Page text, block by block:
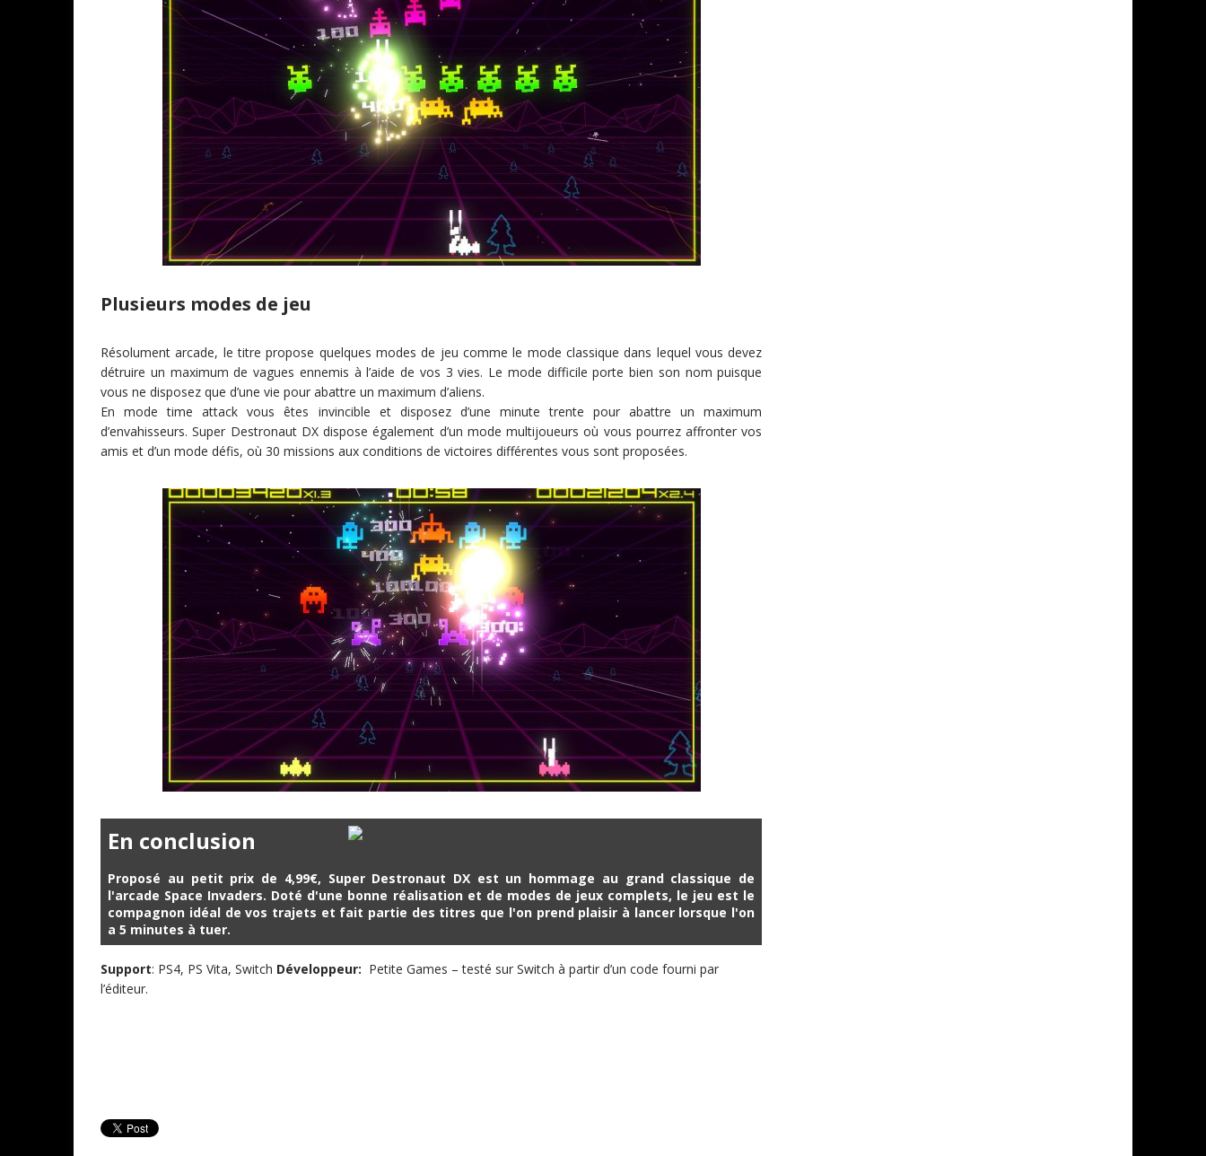
Plusieurs modes de jeu
Résolument arcade, le titre propose quelques modes de jeu comme le mode classique dans lequel vous devez
détruire un maximum de vagues ennemis à l’aide de vos 3 vies. Le mode difficile porte bien son nom puisque
vous ne disposez que d’une vie pour abattre un maximum d’aliens.
En mode time attack vous êtes invincible et disposez d’une minute trente pour abattre un maximum
d’envahisseurs. Super Destronaut DX dispose également d’un mode multijoueurs où vous pourrez affronter vos
amis et d’un mode défis, où 30 missions aux conditions de victoires différentes vous sont proposées.
En conclusion
Proposé au petit prix de 4,99€, Super Destronaut DX est un hommage au grand classique de
l'arcade Space Invaders. Doté d'une bonne réalisation et de modes de jeux complets, le jeu est le
compagnon idéal de vos trajets et fait partie des titres que l'on prend plaisir à lancer lorsque l'on
a 5 minutes à tuer.
Support: PS4, PS Vita, Switch Développeur: Petite Games – testé sur Switch à partir d’un code fourni par
l’éditeur.